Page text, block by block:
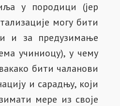
у породици (јер
могу бити
и за предузимање
учиниоцу), у чему
бити чаланови
и сарадњу, који
мере из своје